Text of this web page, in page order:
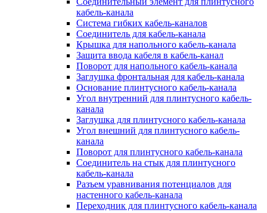
кабель-канала
Система гибких кабель-каналов
Соединитель для кабель-канала
Крышка для напольного кабель-канала
Защита ввода кабеля в кабель-канал
Поворот для напольного кабель-канала
Заглушка фронтальная для кабель-канала
Основание плинтусного кабель-канала
Угол внутренний для плинтусного кабель-
канала
Заглушка для плинтусного кабель-канала
Угол внешний для плинтусного кабель-
канала
Поворот для плинтусного кабель-канала
Соединитель на стык для плинтусного
кабель-канала
Разъем уравнивания потенциалов для
настенного кабель-канала
Переходник для плинтусного кабель-канала